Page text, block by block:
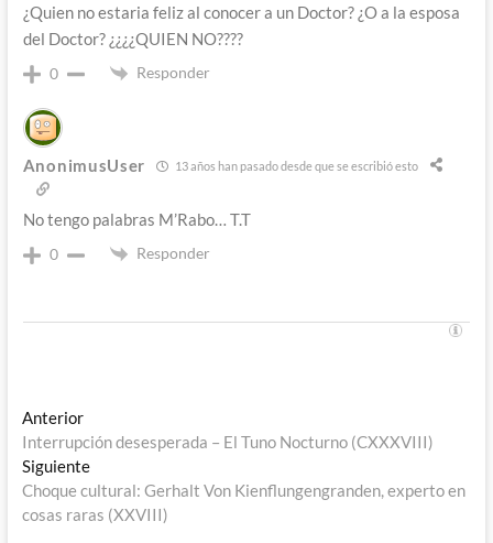
¿Quien no estaria feliz al conocer a un Doctor? ¿O a la esposa
del Doctor? ¿¿¿¿QUIEN NO????
0 Responder
AnonimusUser 13 años han pasado desde que se escribió esto
No tengo palabras M’Rabo… T.T
0 Responder
Navegación
de
entradas
AnteriorEntrada
anterior:
Interrupción desesperada – El Tuno Nocturno (CXXXVIII)
SiguienteEntrada
siguiente:
Choque cultural: Gerhalt Von Kienflungengranden, experto en
cosas raras (XXVIII)